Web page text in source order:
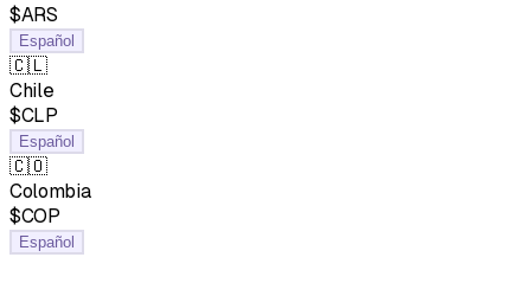
$ARS
Español
🇨🇱
Chile
$CLP
Español
🇨🇴
Colombia
$COP
Español